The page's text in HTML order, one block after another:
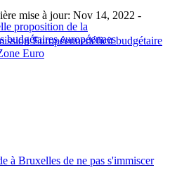
proposition de la
budgétaires européennes
mise à jour: Nov 14, 2022 -
Européennedéficit budgétaire
Euro
à Bruxelles de ne pas s'immiscer